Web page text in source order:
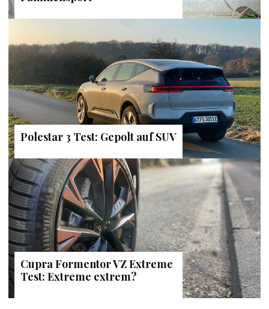
Polestar 3 Test: Gepolt auf SUV
Cupra Formentor VZ Extreme
Test: Extreme extrem?